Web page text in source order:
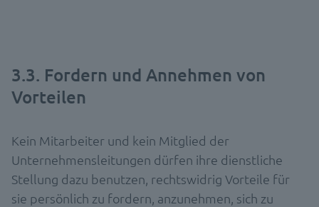
3.3. Fordern und Annehmen von
Vorteilen
Kein Mitarbeiter und kein Mitglied der
Unternehmensleitungen dürfen ihre dienstliche
Stellung dazu benutzen, rechtswidrig Vorteile für
sie persönlich zu fordern, anzunehmen, sich zu